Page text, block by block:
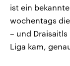
ist ein
wochentags
– und
Liga kam,